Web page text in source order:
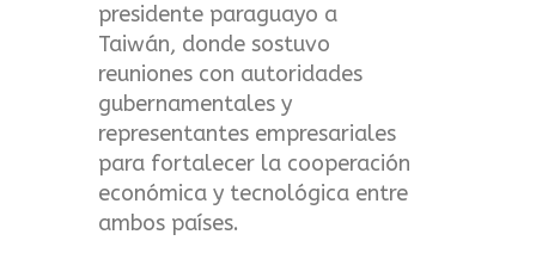
presidente paraguayo a
Taiwán, donde sostuvo
reuniones con autoridades
gubernamentales y
representantes empresariales
para fortalecer la cooperación
económica y tecnológica entre
ambos países.